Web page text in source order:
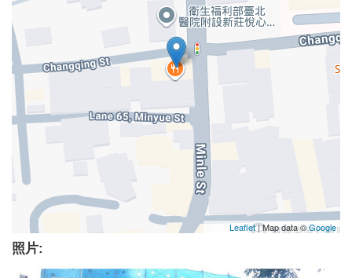
Leaflet| Map data ©Google
照片: